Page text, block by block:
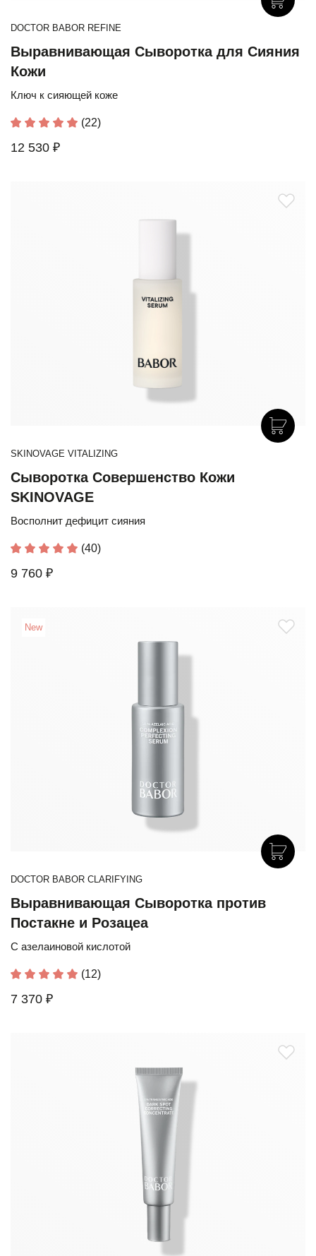
DOCTOR BABOR REFINE
Выравнивающая Сыворотка для Сияния
Кожи
Ключ к сияющей коже
(22)
12 530 ₽
SKINOVAGE VITALIZING
Сыворотка Совершенство Кожи
SKINOVAGE
Восполнит дефицит сияния
(40)
9 760 ₽
New
DOCTOR BABOR CLARIFYING
Выравнивающая Сыворотка против
Постакне и Розацеа
C азелаиновой кислотой
(12)
7 370 ₽